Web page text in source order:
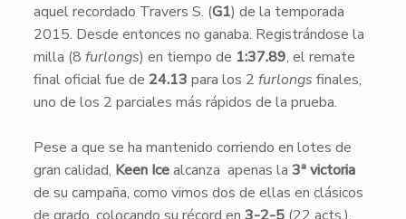
aquel recordado Travers S. (G1) de la temporada
2015. Desde entonces no ganaba. Registrándose la
milla (8 furlongs) en tiempo de 1:37.89, el remate
final oficial fue de 24.13 para los 2 furlongs finales,
uno de los 2 parciales más rápidos de la prueba.
Pese a que se ha mantenido corriendo en lotes de
gran calidad, Keen Icealcanza apenas la 3ª victoria
de su campaña, como vimos dos de ellas en clásicos